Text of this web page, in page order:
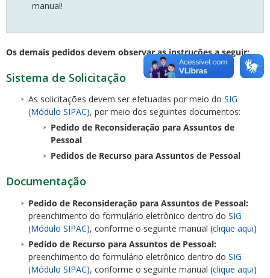
manual!
Os demais pedidos devem observar as instruções a seguir:
Sistema de Solicitação
As solicitações devem ser efetuadas por meio do SIG
(Módulo SIPAC), por meio dos seguintes documentos:
Pedido de Reconsideração para Assuntos de
Pessoal
Pedidos de Recurso para Assuntos de Pessoal
Documentação
Pedido de Reconsideração para Assuntos de Pessoal:
preenchimento do formulário eletrônico dentro do SIG
(Módulo SIPAC), conforme o seguinte manual (clique aqui)
Pedido de Recurso para Assuntos de Pessoal:
preenchimento do formulário eletrônico dentro do SIG
(Módulo SIPAC), conforme o seguinte manual (clique aqui)